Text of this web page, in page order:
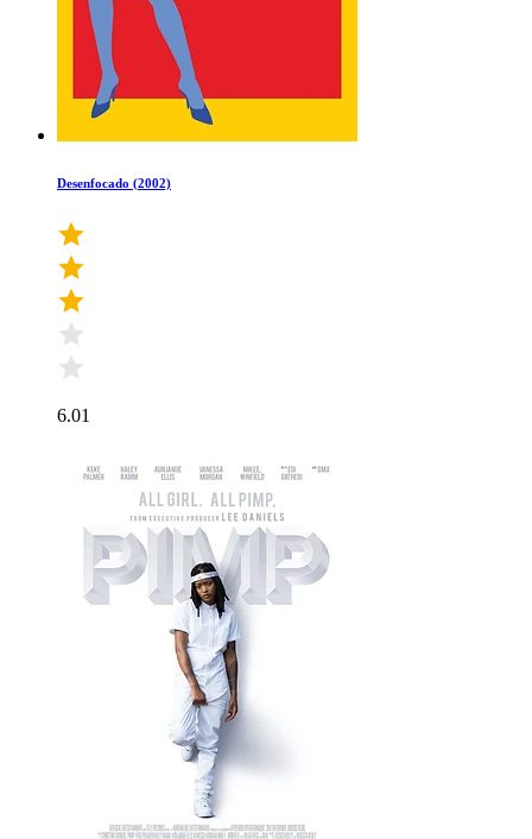
Desenfocado (2002)
6.01